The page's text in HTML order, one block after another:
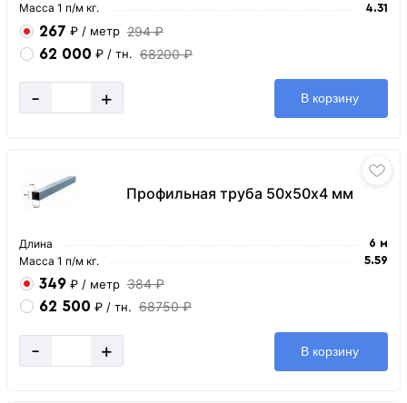
Масса 1 п/м кг. 4.31
267 ₽ / метр 294 ₽
62 000 ₽ / тн. 68200 ₽
- + В корзину
Профильная труба 50х50х4 мм
Длина 6 м
Масса 1 п/м кг. 5.59
349 ₽ / метр 384 ₽
62 500 ₽ / тн. 68750 ₽
- + В корзину